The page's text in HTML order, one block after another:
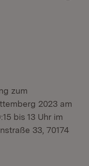
zum
2023 am
bis 13 Uhr im
33, 70174